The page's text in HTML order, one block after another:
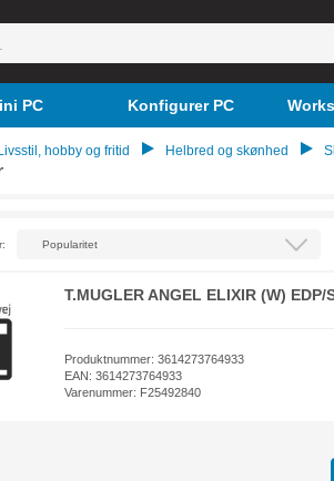
PC Konfigurer PC
Livsstil, hobby og fritid Helbred og skønhed
T.MUGLER ANGEL ELIXIR (W) EDP/
Produktnummer: 3614273764933
EAN: 3614273764933
Varenummer: F25492840